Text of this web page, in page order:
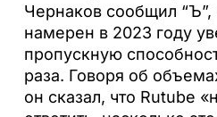
Чернаков сообщил “Ъ”,
намерен в 2023 году
пропускную
раза. Говоря об
он сказал, что Rutube